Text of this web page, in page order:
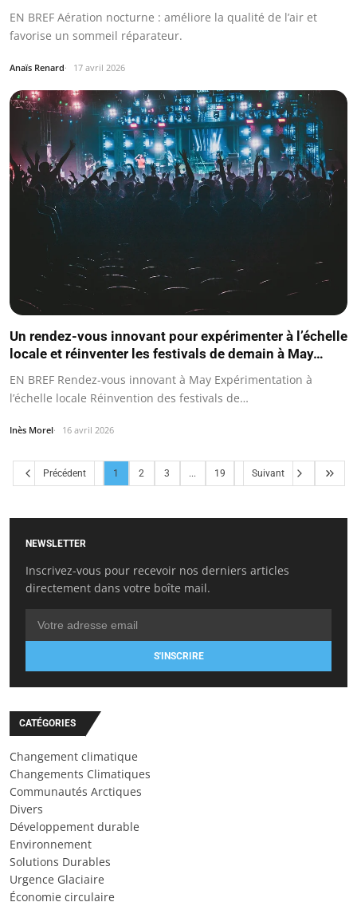
EN BREF Aération nocturne : améliore la qualité de l’air et
favorise un sommeil réparateur.
Anaïs Renard 17 avril 2026
Un rendez-vous innovant pour expérimenter à l’échelle
locale et réinventer les festivals de demain à May…
EN BREF Rendez-vous innovant à May Expérimentation à
l’échelle locale Réinvention des festivals de…
Inès Morel 16 avril 2026
Précédent 1 2 3 ... 19 Suivant
NEWSLETTER
Inscrivez-vous pour recevoir nos derniers articles
directement dans votre boîte mail.
S'INSCRIRE
CATÉGORIES
Changement climatique
Changements Climatiques
Communautés Arctiques
Divers
Développement durable
Environnement
Solutions Durables
Urgence Glaciaire
Économie circulaire